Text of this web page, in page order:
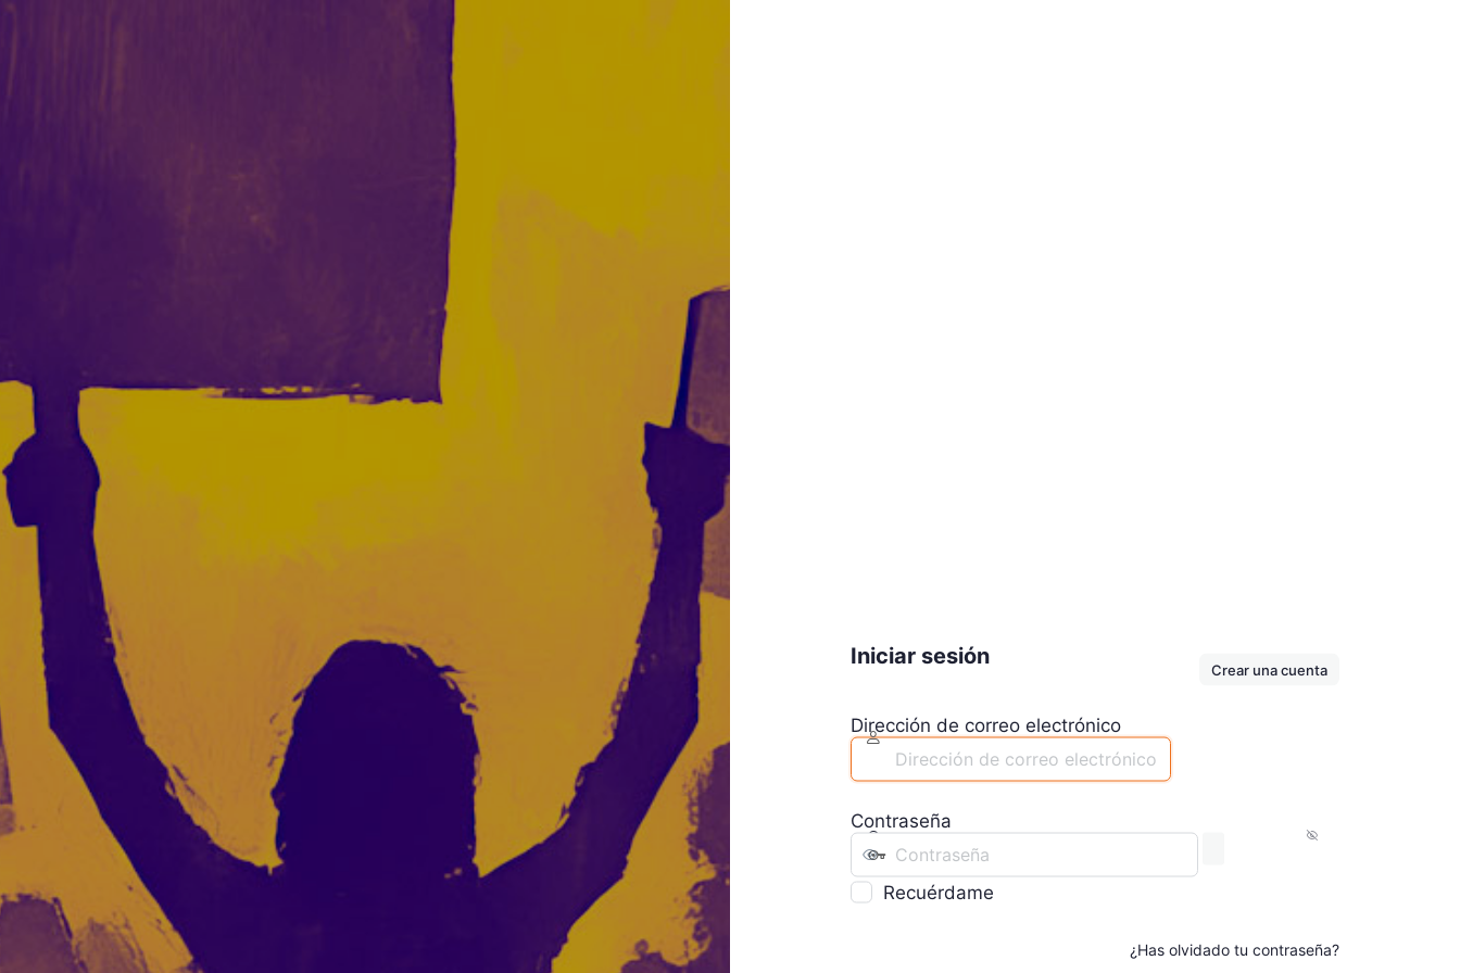
Acceder
Iniciar sesión
Crear una cuenta
Dirección de correo electrónico
Contraseña
Recuérdame
¿Has olvidado tu contraseña?